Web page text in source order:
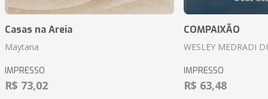
Casas na Areia
Maytana
IMPRESSO
R$ 73,02
COMPAIXÃO
WESLEY MEDRADI
IMPRESSO
R$ 63,48